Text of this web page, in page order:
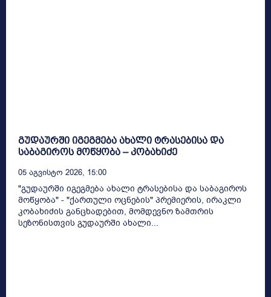
გუდაურში იგეგმება ახალი ტრასებისა და
საბაგიროს მოწყობა – კობახიძე
05 Აგვისტო 2026, 15:00
"გუდაურში იგეგმება ახალი ტრასებისა და საბაგიროს
მოწყობა" - "ქართული ოცნების" პრემიერის, ირაკლი
კობახიძის განცხადებით, მომდევნო ზამთრის
სეზონისთვის გუდაურში ახალი...